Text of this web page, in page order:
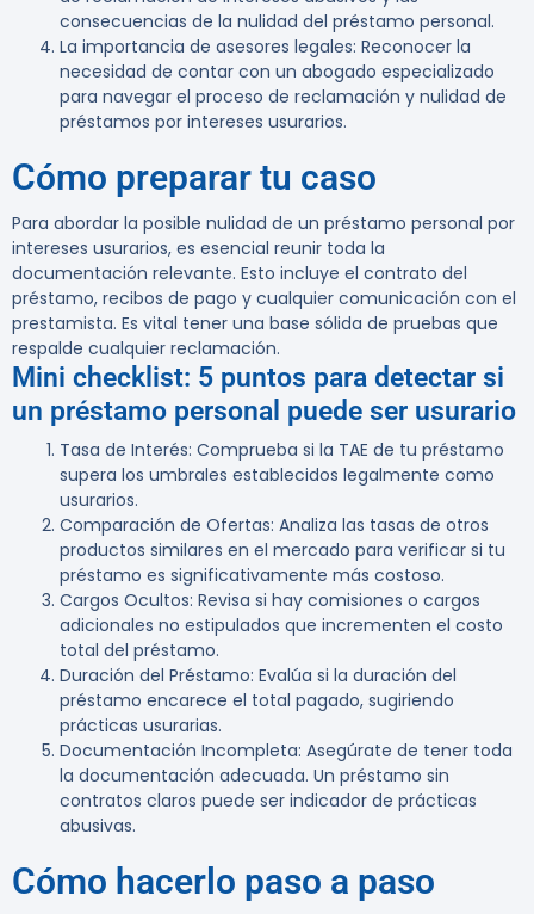
consecuencias de la nulidad del préstamo personal.
La importancia de asesores legales: Reconocer la
necesidad de contar con un abogado especializado
para navegar el proceso de reclamación y nulidad de
préstamos por intereses usurarios.
Cómo preparar tu caso
Para abordar la posible nulidad de un préstamo personal por
intereses usurarios, es esencial reunir toda la
documentación relevante. Esto incluye el contrato del
préstamo, recibos de pago y cualquier comunicación con el
prestamista. Es vital tener una base sólida de pruebas que
respalde cualquier reclamación.
Mini checklist: 5 puntos para detectar si
un préstamo personal puede ser usurario
Tasa de Interés: Comprueba si la TAE de tu préstamo
supera los umbrales establecidos legalmente como
usurarios.
Comparación de Ofertas: Analiza las tasas de otros
productos similares en el mercado para verificar si tu
préstamo es significativamente más costoso.
Cargos Ocultos: Revisa si hay comisiones o cargos
adicionales no estipulados que incrementen el costo
total del préstamo.
Duración del Préstamo: Evalúa si la duración del
préstamo encarece el total pagado, sugiriendo
prácticas usurarias.
Documentación Incompleta: Asegúrate de tener toda
la documentación adecuada. Un préstamo sin
contratos claros puede ser indicador de prácticas
abusivas.
Cómo hacerlo paso a paso